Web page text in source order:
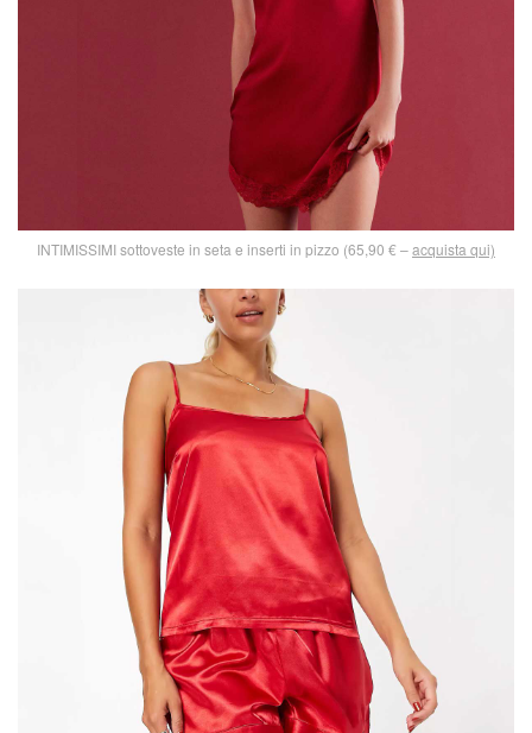
INTIMISSIMI sottoveste in seta e inserti in pizzo (65,90 € –acquista qui)